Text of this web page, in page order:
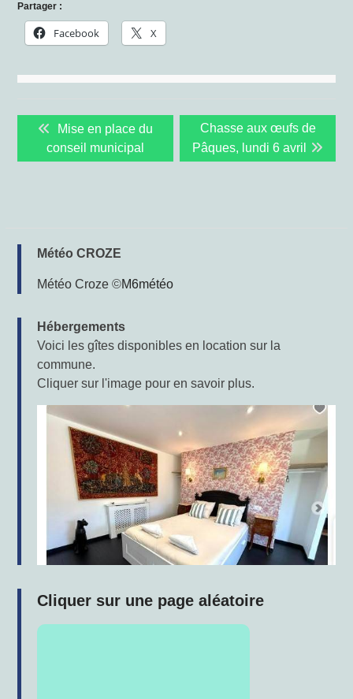
Partager :
Facebook X
l’article
Previous
post:
Mise en place du
conseil municipal
Next
post:
Chasse aux œufs de
Pâques, lundi 6 avril
Météo CROZE
Météo Croze©M6météo
Hébergements
Voici les gîtes disponibles en location sur la
commune.
Cliquer sur l'image pour en savoir plus.
Cliquer sur une page aléatoire